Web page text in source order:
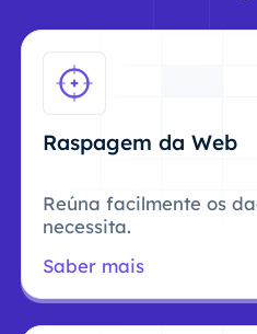
Raspagem da Web
Reúna facilmente os
necessita.
Saber mais